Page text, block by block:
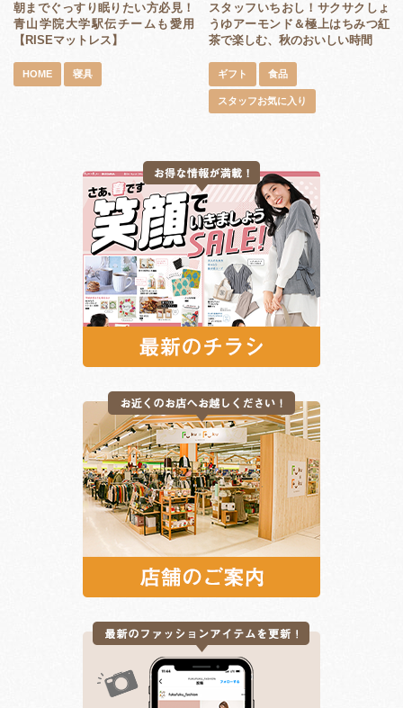
朝までぐっすり眠りたい方必見！
青山学院大学駅伝チームも愛用
【RISEマットレス】
HOME 寝具
スタッフいちおし！サクサクしょ
うゆアーモンド＆極上はちみつ紅
茶で楽しむ、秋のおいしい時間
ギフト 食品
スタッフお気に入り